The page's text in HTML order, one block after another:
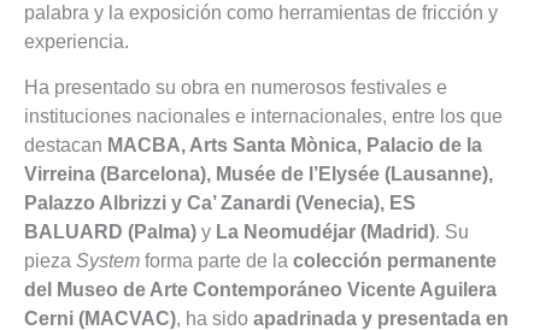
palabra y la exposición como herramientas de fricción y
experiencia.
Ha presentado su obra en numerosos festivales e
instituciones nacionales e internacionales, entre los que
destacan MACBA, Arts Santa Mònica, Palacio de la
Virreina (Barcelona), Musée de l’Elysée (Lausanne),
Palazzo Albrizzi y Ca’ Zanardi (Venecia), ES
BALUARD (Palma) y La Neomudéjar (Madrid). Su
pieza System forma parte de la colección permanente
del Museo de Arte Contemporáneo Vicente Aguilera
Cerni (MACVAC), ha sido apadrinada y presentada en